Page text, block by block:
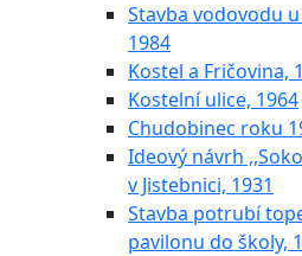
Stavba vodovodu u
1984
Kostel a Fričovina,
Kostelní ulice, 1964
Chudobinec roku
Ideový návrh
v Jistebnici, 1931
Stavba potrubí
pavilonu do školy,